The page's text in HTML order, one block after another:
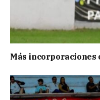
Más incorporaciones